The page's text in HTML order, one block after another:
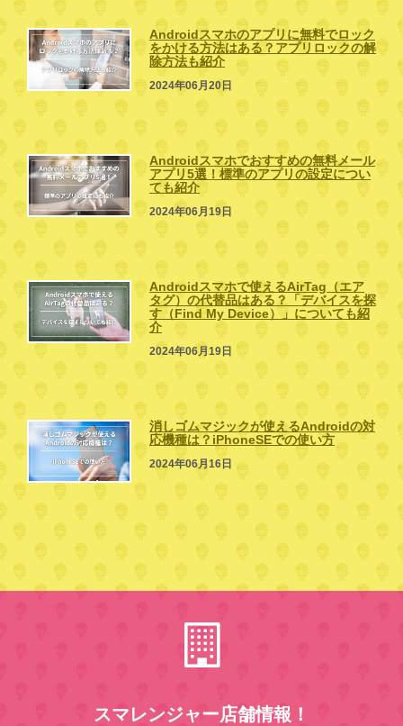
Androidスマホのアプリに無料でロック
をかける方法はある？アプリロックの解
除方法も紹介
2024年06月20日
Androidスマホでおすすめの無料メール
アプリ5選！標準のアプリの設定につい
ても紹介
2024年06月19日
Androidスマホで使えるAirTag（エア
タグ）の代替品はある？「デバイスを探
す（Find My Device）」についても紹
介
2024年06月19日
消しゴムマジックが使えるAndroidの対
応機種は？iPhoneSEでの使い方
2024年06月16日
スマレンジャー店舗情報！